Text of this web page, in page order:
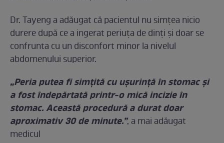
Dr. Tayeng a adăugat că pacientul nu simțea nicio
durere după ce a ingerat periuța de dinți și doar se
confrunta cu un disconfort minor la nivelul
abdomenului superior.
„Peria putea fi simțită cu ușurință în stomac și
a fost îndepărtată printr-o mică incizie în
stomac. Această procedură a durat doar
aproximativ 30 de minute.”, a mai adăugat
medicul